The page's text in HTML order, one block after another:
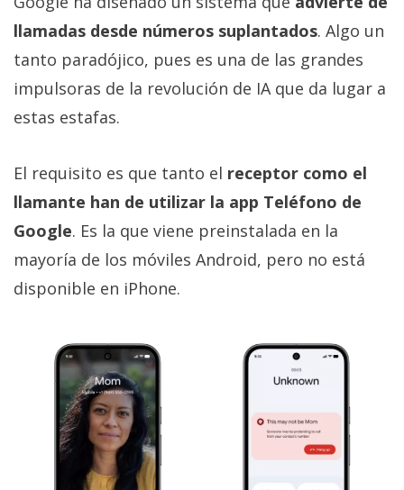
llamadas desde números suplantados. Algo un
tanto paradójico, pues es una de las grandes
impulsoras de la revolución de IA que da lugar a
estas estafas.
El requisito es que tanto el receptor como el
llamante han de utilizar la app Teléfono de
Google. Es la que viene preinstalada en la
mayoría de los móviles Android, pero no está
disponible en iPhone.